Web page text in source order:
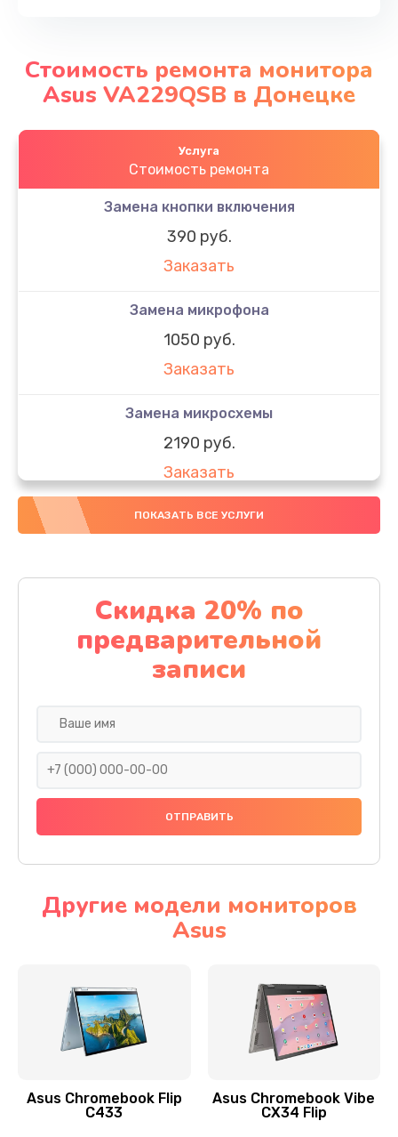
Стоимость ремонта монитора
Asus VA229QSB в Донецке
Услуга
Стоимость ремонта
Замена кнопки включения
390 руб.
Заказать
Замена микрофона
1050 руб.
Заказать
Замена микросхемы
2190 руб.
Заказать
Замена передней камеры
Заказать
Замена полифонического динамика
390 руб.
Заказать
Сбор/Разбор
Чистка динамика и микрофонов (с разбором)
Замена кнопки Home (домой)
Заказать
ПОКАЗАТЬ ВСЕ УСЛУГИ
Скидка 20% по
предварительной
записи
Другие модели мониторов
Asus
Asus Chromebook Flip
C433
Asus Chromebook Vibe
CX34 Flip